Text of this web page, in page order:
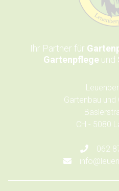
Ihr Partner für
Gartenpflegeund
Gartenbau
CH - 5080
062